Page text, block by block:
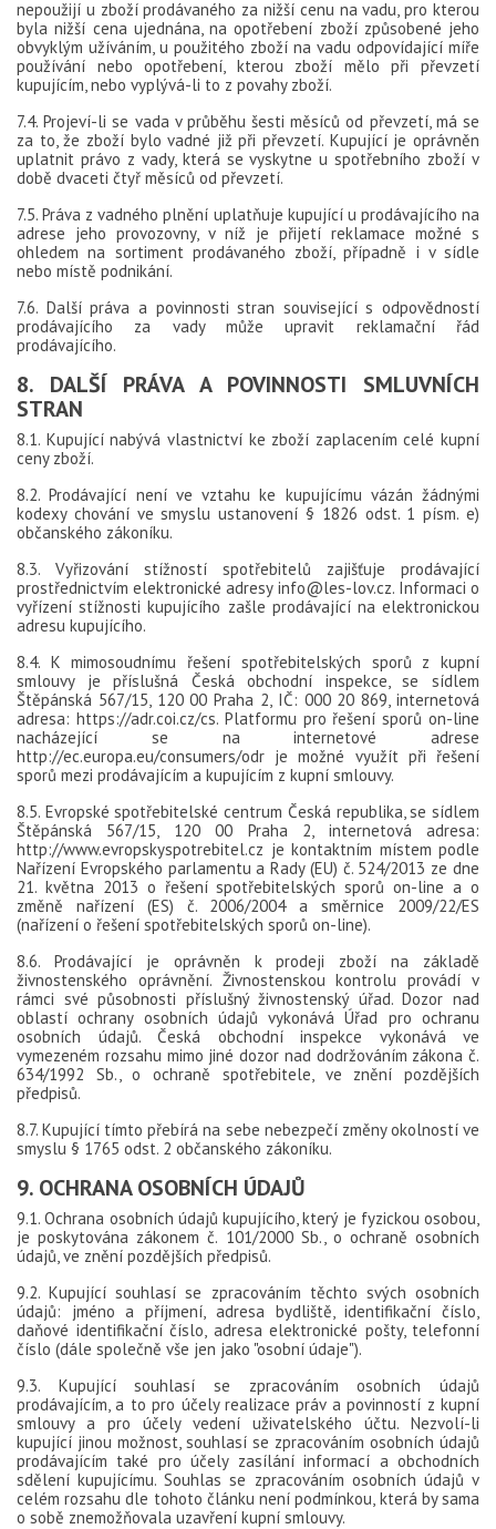
nepoužijí u zboží prodávaného za nižší cenu na vadu, pro kterou
byla nižší cena ujednána, na opotřebení zboží způsobené jeho
obvyklým užíváním, u použitého zboží na vadu odpovídající míře
používání nebo opotřebení, kterou zboží mělo při převzetí
kupujícím, nebo vyplývá-li to z povahy zboží.
7.4. Projeví-li se vada v průběhu šesti měsíců od převzetí, má se
za to, že zboží bylo vadné již při převzetí. Kupující je oprávněn
uplatnit právo z vady, která se vyskytne u spotřebního zboží v
době dvaceti čtyř měsíců od převzetí.
7.5. Práva z vadného plnění uplatňuje kupující u prodávajícího na
adrese jeho provozovny, v níž je přijetí reklamace možné s
ohledem na sortiment prodávaného zboží, případně i v sídle
nebo místě podnikání.
7.6. Další práva a povinnosti stran související s odpovědností
prodávajícího za vady může upravit reklamační řád
prodávajícího.
8. DALŠÍ PRÁVA A POVINNOSTI SMLUVNÍCH
STRAN
8.1. Kupující nabývá vlastnictví ke zboží zaplacením celé kupní
ceny zboží.
8.2. Prodávající není ve vztahu ke kupujícímu vázán žádnými
kodexy chování ve smyslu ustanovení § 1826 odst. 1 písm. e)
občanského zákoníku.
8.3. Vyřizování stížností spotřebitelů zajišťuje prodávající
prostřednictvím elektronické adresy info@les-lov.cz. Informaci o
vyřízení stížnosti kupujícího zašle prodávající na elektronickou
adresu kupujícího.
8.4. K mimosoudnímu řešení spotřebitelských sporů z kupní
smlouvy je příslušná Česká obchodní inspekce, se sídlem
Štěpánská 567/15, 120 00 Praha 2, IČ: 000 20 869, internetová
adresa: https://adr.coi.cz/cs. Platformu pro řešení sporů on-line
nacházející se na internetové adrese
http://ec.europa.eu/consumers/odr je možné využít při řešení
sporů mezi prodávajícím a kupujícím z kupní smlouvy.
8.5. Evropské spotřebitelské centrum Česká republika, se sídlem
Štěpánská 567/15, 120 00 Praha 2, internetová adresa:
http://www.evropskyspotrebitel.cz je kontaktním místem podle
Nařízení Evropského parlamentu a Rady (EU) č. 524/2013 ze dne
21. května 2013 o řešení spotřebitelských sporů on-line a o
změně nařízení (ES) č. 2006/2004 a směrnice 2009/22/ES
(nařízení o řešení spotřebitelských sporů on-line).
8.6. Prodávající je oprávněn k prodeji zboží na základě
živnostenského oprávnění. Živnostenskou kontrolu provádí v
rámci své působnosti příslušný živnostenský úřad. Dozor nad
oblastí ochrany osobních údajů vykonává Úřad pro ochranu
osobních údajů. Česká obchodní inspekce vykonává ve
vymezeném rozsahu mimo jiné dozor nad dodržováním zákona č.
634/1992 Sb., o ochraně spotřebitele, ve znění pozdějších
předpisů.
8.7. Kupující tímto přebírá na sebe nebezpečí změny okolností ve
smyslu § 1765 odst. 2 občanského zákoníku.
9. OCHRANA OSOBNÍCH ÚDAJŮ
9.1. Ochrana osobních údajů kupujícího, který je fyzickou osobou,
je poskytována zákonem č. 101/2000 Sb., o ochraně osobních
údajů, ve znění pozdějších předpisů.
9.2. Kupující souhlasí se zpracováním těchto svých osobních
údajů: jméno a příjmení, adresa bydliště, identifikační číslo,
daňové identifikační číslo, adresa elektronické pošty, telefonní
číslo (dále společně vše jen jako "osobní údaje").
9.3. Kupující souhlasí se zpracováním osobních údajů
prodávajícím, a to pro účely realizace práv a povinností z kupní
smlouvy a pro účely vedení uživatelského účtu. Nezvolí-li
kupující jinou možnost, souhlasí se zpracováním osobních údajů
prodávajícím také pro účely zasílání informací a obchodních
sdělení kupujícímu. Souhlas se zpracováním osobních údajů v
celém rozsahu dle tohoto článku není podmínkou, která by sama
o sobě znemožňovala uzavření kupní smlouvy.